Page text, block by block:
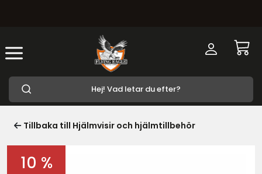
Tillbaka till Hjälmvisir och hjälmtillbehör
10 %